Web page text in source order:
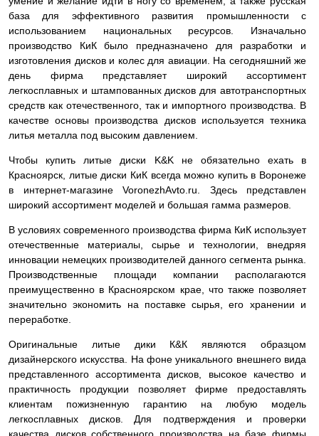
база для эффективного развития промышленности с
использованием национальных ресурсов. Изначально
производство КиК было предназначено для разработки и
изготовления дисков и колес для авиации. На сегодняшний же
день фирма представляет широкий ассортимент
легкосплавных и штампованных дисков для автотранспортных
средств как отечественного, так и импортного производства. В
качестве основы производства дисков используется техника
литья металла под высоким давлением.
Чтобы купить литые диски K&K не обязательно ехать в
Красноярск, литые диски КиК всегда можно купить в Воронеже
в интернет-магазине VoronezhAvto.ru. Здесь представлен
широкий ассортимент моделей и большая гамма размеров.
В условиях современного производства фирма КиК использует
отечественные материалы, сырье и технологии, внедряя
инновации немецких производителей данного сегмента рынка.
Производственные площади компании располагаются
преимущественно в Красноярском крае, что также позволяет
значительно экономить на поставке сырья, его хранении и
переработке.
Оригинальные литые дики К&К являются образцом
дизайнерского искусства. На фоне уникального внешнего вида
представленного ассортимента дисков, высокое качество и
практичность продукции позволяет фирме предоставлять
клиентам пожизненную гарантию на любую модель
легкосплавных дисков. Для подтверждения и проверки